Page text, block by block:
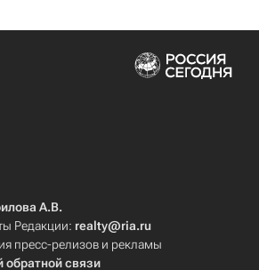
А.В.
Редакции: realty@ria.ru
пресс-релизов и рекламы
связи